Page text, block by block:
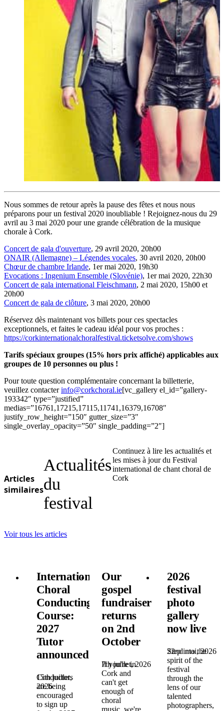
Nous sommes de retour après la pause des fêtes et nous nous
préparons pour un festival 2020 inoubliable ! Rejoignez-nous du 29
avril au 3 mai 2020 pour une grande célébration de la musique
chorale à Cork.
Concert de gala d'ouverture, 29 avril 2020, 20h00
ONAIR (Allemagne) – Légendes vocales, 30 avril 2020, 20h00
Chœur de chambre Irlande, 1er mai 2020, 19h30
Evocations : Ingenium Ensemble (Slovénie), 1er mai 2020, 22h30
Concert de gala international Fleischmann, 2 mai 2020, 15h00 et
20h00
Concert de gala de clôture, 3 mai 2020, 20h00
Réservez dès maintenant vos billets pour ces spectacles
exceptionnels, et faites le cadeau idéal pour vos proches :
https://corkinternationalchoralfestival.ticketsolve.com/shows
Tarifs spéciaux groupes (15% hors prix affiché) applicables aux
groupes de 10 personnes ou plus !
Pour toute question complémentaire concernant la billetterie,
veuillez contacterinfo@corkchoral.ie[vc_gallery el_id=”gallery-
193342″ type=”justified”
medias=”16761,17215,17115,11741,16379,16708″
justify_row_height=”150″ gutter_size=”3″
single_overlay_opacity=”50″ single_padding=”2″]
Articles
similaires
Actualités
du
festival
Continuez à lire les actualités et
les mises à jour du Festival
international de chant choral de
Cork
Voir tous les articles
International
Choral
Conducting
Course:
2027
Tutor
announced!
15th juillet,
2026
Conductors
are being
encouraged
to sign up
Our
gospel
fundraiser
returns
on 2nd
October
7th juillet, 2026
If you're in
Cork and
can't get
enough of
choral
music, we're
2026
festival
photo
gallery
now live
22nd mai, 2026
Step into the
spirit of the
festival
through the
lens of our
talented
photographers,